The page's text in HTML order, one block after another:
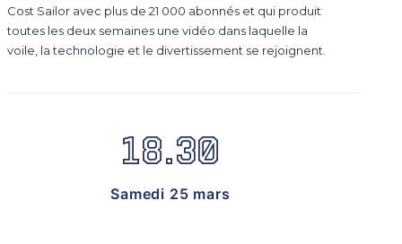
Cost Sailor avec plus de 21 000 abonnés et qui produit
toutes les deux semaines une vidéo dans laquelle la
voile, la technologie et le divertissement se rejoignent.
18.30
Samedi 25 mars